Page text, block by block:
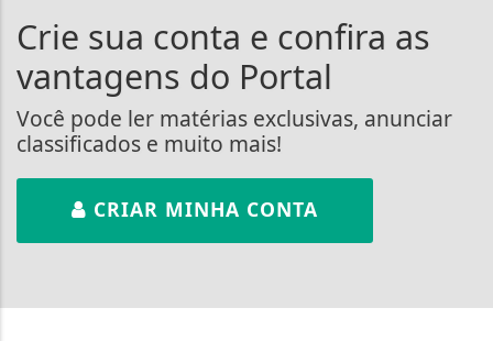
Crie sua conta e confira as
vantagens do Portal
Você pode ler matérias exclusivas, anunciar
classificados e muito mais!
CRIAR MINHA CONTA